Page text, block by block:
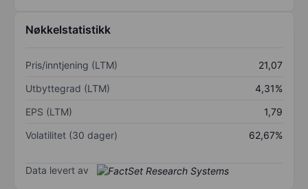
Nøkkelstatistikk
Pris/inntjening (LTM)
21,07
Utbyttegrad (LTM)
4,31%
EPS (LTM)
1,79
Volatilitet (30 dager)
62,67%
Data levert av